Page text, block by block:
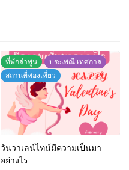
ที่พักลำพูน
ประเพณี เทศกาล
สถานที่ท่องเที่ยว
วันวาเลน์ไทน์มีความเป็นมา
อย่างไร